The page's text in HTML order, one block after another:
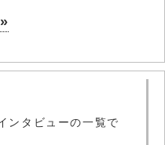
ンタビューの一覧で